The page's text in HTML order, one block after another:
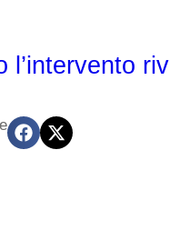
l’intervento